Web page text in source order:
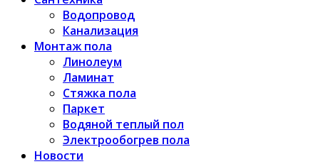
Водопровод
Канализация
Монтаж пола
Линолеум
Ламинат
Стяжка пола
Паркет
Водяной теплый пол
Электрообогрев пола
Новости